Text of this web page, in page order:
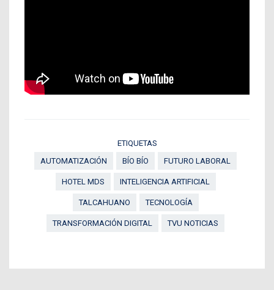
ETIQUETAS
AUTOMATIZACIÓN
BÍO BÍO FUTURO LABORAL
HOTEL MDS INTELIGENCIA ARTIFICIAL
TALCAHUANO TECNOLOGÍA
TRANSFORMACIÓN DIGITAL TVU NOTICIAS